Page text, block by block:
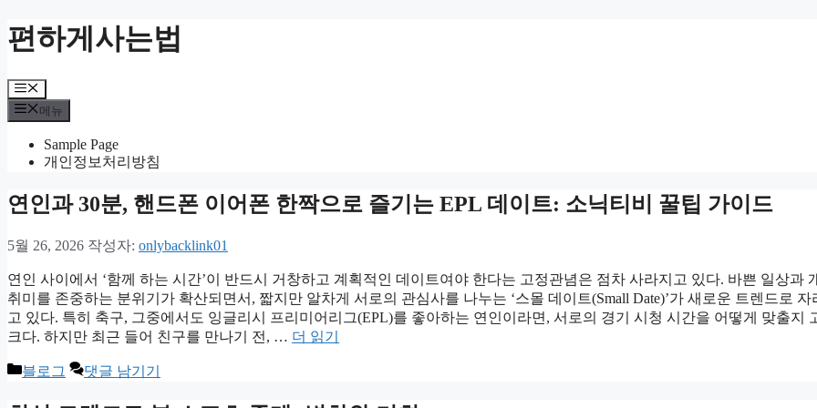
컨
텐
로
건
너
편하게사는법
메
뉴
메뉴
Sample Page
개인정보처리방침
연인과 30분, 핸드폰 이어폰 한짝으로 즐기는 EPL 데이트: 소닉티비 꿀팁 가이드
5월 26, 2026 작성자: onlybacklink01
연인 사이에서 ‘함께 하는 시간’이 반드시 거창하고 계획적인 데이트여야 한다는 고정관념은 점차 사라지고 있다. 바쁜 일상과
취미를 존중하는 분위기가 확산되면서, 짧지만 알차게 서로의 관심사를 나누는 ‘스몰 데이트(Small Date)’가 새로운 트렌드로 자
고 있다. 특히 축구, 그중에서도 잉글리시 프리미어리그(EPL)를 좋아하는 연인이라면, 서로의 경기 시청 시간을 어떻게 맞출지
크다. 하지만 최근 들어 친구를 만나기 전, … 더 읽기
카
블로그 댓글 남기기